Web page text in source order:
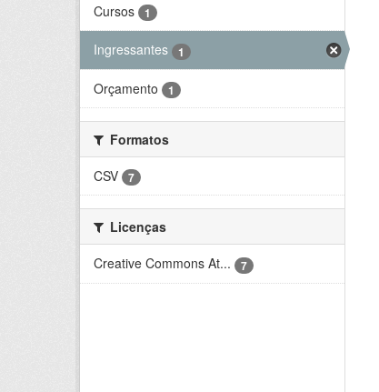
Cursos 1
Ingressantes 1
Orçamento 1
Formatos
CSV
7
Licenças
Creative Commons At...
7